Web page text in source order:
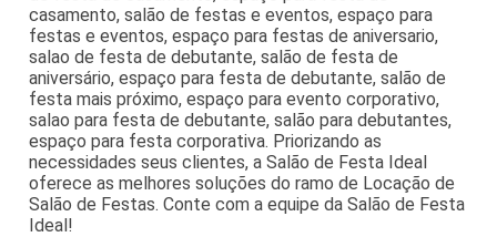
casamento, salão de festas e eventos, espaço para
festas e eventos, espaço para festas de aniversario,
salao de festa de debutante, salão de festa de
aniversário, espaço para festa de debutante, salão de
festa mais próximo, espaço para evento corporativo,
salao para festa de debutante, salão para debutantes,
espaço para festa corporativa. Priorizando as
necessidades seus clientes, a Salão de Festa Ideal
oferece as melhores soluções do ramo de Locação de
Salão de Festas. Conte com a equipe da Salão de Festa
Ideal!